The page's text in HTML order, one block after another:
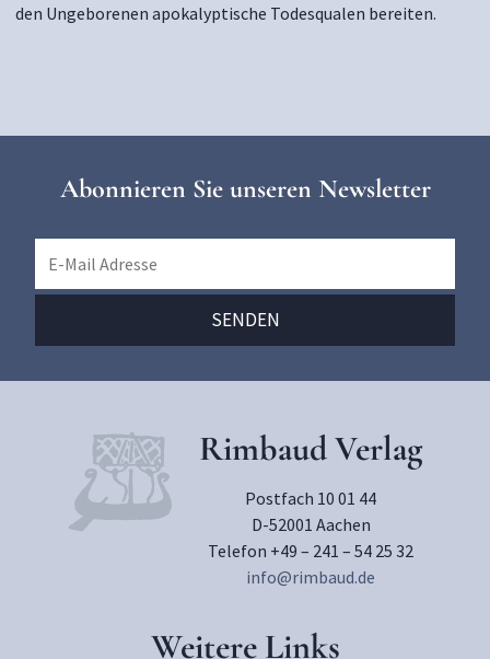
den Ungeborenen apokalyptische Todesqualen bereiten.
Abonnieren Sie unseren Newsletter
Rimbaud Verlag
Postfach 10 01 44
D-52001 Aachen
Telefon +49 – 241 – 54 25 32
info@rimbaud.de
Weitere Links